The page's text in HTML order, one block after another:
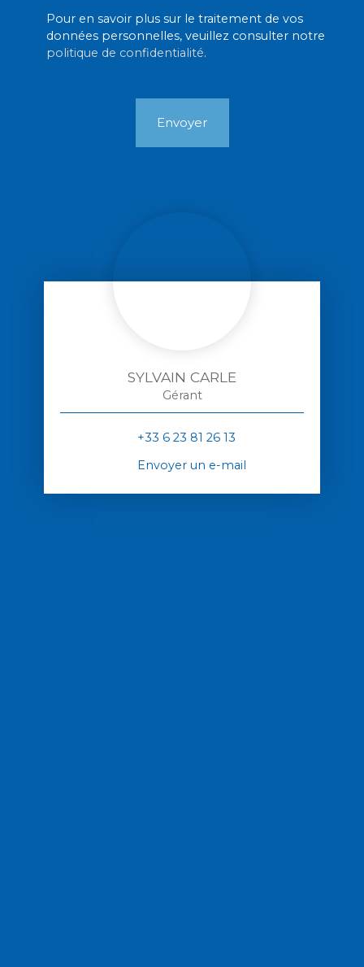
Pour en savoir plus sur le traitement de vos
données personnelles, veuillez consulter notre
politique de confidentialité.
Envoyer
SYLVAIN CARLE
Gérant
+33 6 23 81 26 13
Envoyer un e-mail